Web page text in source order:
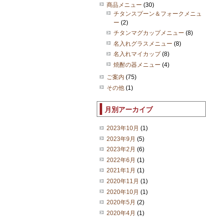
商品メニュー (30)
チタンスプーン＆フォークメニュ
ー (2)
チタンマグカップメニュー (8)
名入れグラスメニュー (8)
名入れマイカップ(8)
焼酎の器メニュー (4)
ご案内 (75)
その他 (1)
月別アーカイブ
2023年10月 (1)
2023年9月 (5)
2023年2月 (6)
2022年6月 (1)
2021年1月 (1)
2020年11月 (1)
2020年10月 (1)
2020年5月 (2)
2020年4月 (1)